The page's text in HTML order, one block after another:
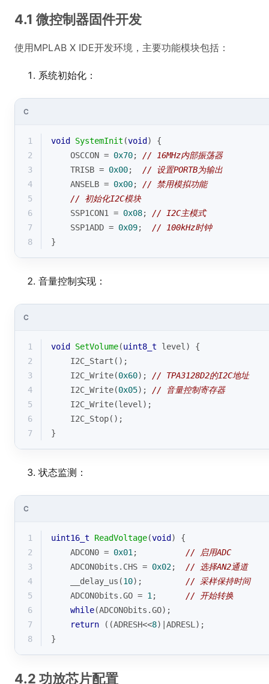
4.1 微控制器固件开发
使用MPLAB X IDE开发环境，主要功能模块包括：
系统初始化：
C
1 void SystemInit (void )
{
2
    OSCCON =
0x70; // 16MHz内部振荡器
3
    TRISB =
0x00; // 设置PORTB为输出
4
    ANSELB =
0x00; // 禁用模拟功能
5
// 初始化I2C模块
6
    SSP1CON1 =
0x08; // I2C主模式
7
    SSP1ADD =
0x09; // 100kHz时钟
8
}
音量控制实现：
C
1 void SetVolume(uint8_t level)
{
2
    I2C_Start();
3
    I2C_Write(
0x60); // TPA3128D2的I2C地址
4
    I2C_Write(
0x05); // 音量控制寄存器
5
    I2C_Write(level);
6
    I2C_Stop();
7
}
状态监测：
C
1 uint16_t ReadVoltage(void )
{
2
    ADCON0 =
0x01 ; // 启用ADC
3
    ADCON0bits.CHS =
0x02; // 选择AN2通道
4
    __delay_us(
10); // 采样保持时间
5
    ADCON0bits.GO =
1 ; // 开始转换
6
while(ADCON0bits.GO);
7
return ((ADRESH<<8)|ADRESL);
8
}
4.2 功放芯片配置